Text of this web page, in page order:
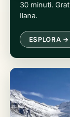
30 minuti.
Ilana.
ESPLORA →